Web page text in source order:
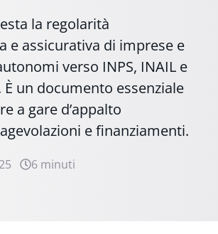
la regolarità
e assicurativa di imprese e
verso INPS, INAIL e
È un documento essenziale
a gare d’appalto
e finanziamenti.
6 minuti